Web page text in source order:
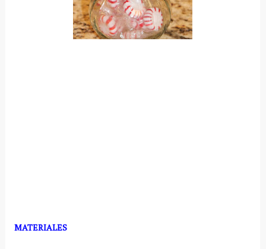
MATERIALES